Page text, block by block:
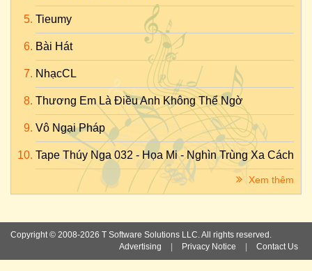
Tieumy
Bài Hát
NhạcCL
Thương Em Là Điều Anh Không Thể Ngờ
Vô Ngại Pháp
Tape Thúy Nga 032 - Họa Mi - Nghìn Trùng Xa Cách
Xem thêm
Copyright © 2008-2026 T Software Solutions LLC. All rights reserved.
Advertising
Privacy Notice Contact Us